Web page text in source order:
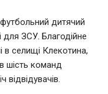
футбольний дитячий
для ЗСУ. Благодійне
в селищі Клекотина,
шість команд
відвідувачів.